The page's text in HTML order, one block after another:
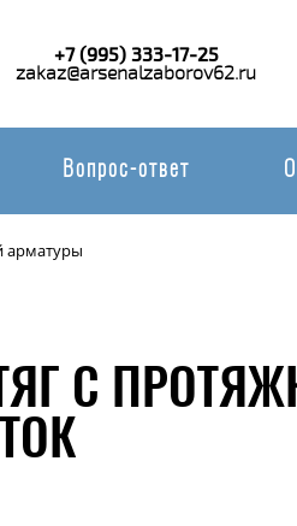
+7 (995) 333-17-25
zakaz@arsenalzaborov62.ru
Вопрос-ответ
арматуры
С